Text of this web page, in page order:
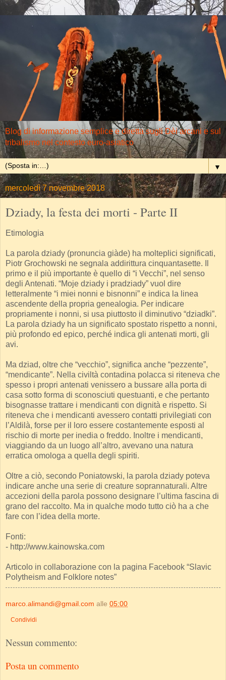
Blog di informazione semplice e diretta sugli Dèi arcani e sul
tribalismo nel contesto euro-asiatico
▼
mercoledì 7 novembre 2018
Dziady, la festa dei morti - Parte II
Etimologia
La parola dziady (pronuncia giàde) ha molteplici significati,
Piotr Grochowski ne segnala addirittura cinquantasette. Il
primo e il più importante è quello di “i Vecchi”, nel senso
degli Antenati. “Moje dziady i pradziady” vuol dire
letteralmente “i miei nonni e bisnonni” e indica la linea
ascendente della propria genealogia. Per indicare
propriamente i nonni, si usa piuttosto il diminutivo “dziadki”.
La parola dziady ha un significato spostato rispetto a nonni,
più profondo ed epico, perché indica gli antenati morti, gli
avi.
Ma dziad, oltre che “vecchio”, significa anche “pezzente”,
“mendicante”. Nella civiltà contadina polacca si riteneva che
spesso i propri antenati venissero a bussare alla porta di
casa sotto forma di sconosciuti questuanti, e che pertanto
bisognasse trattare i mendicanti con dignità e rispetto. Si
riteneva che i mendicanti avessero contatti privilegiati con
l’Aldilà, forse per il loro essere costantemente esposti al
rischio di morte per inedia o freddo. Inoltre i mendicanti,
viaggiando da un luogo all’altro, avevano una natura
erratica omologa a quella degli spiriti.
Oltre a ciò, secondo Poniatowski, la parola dziady poteva
indicare anche una serie di creature soprannaturali. Altre
accezioni della parola possono designare l’ultima fascina di
grano del raccolto. Ma in qualche modo tutto ciò ha a che
fare con l’idea della morte.
Fonti:
- http://www.kainowska.com
Articolo in collaborazione con la pagina Facebook “Slavic
Polytheism and Folklore notes”
marco.alimandi@gmail.com alle 05:00
Condividi
Nessun commento:
Posta un commento